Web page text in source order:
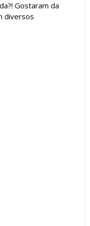
Gostaram da
diversos